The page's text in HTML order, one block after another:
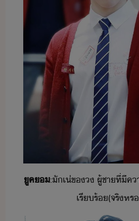
​ูค​​:​ั​เ่​ข​​ ​ผู้ชา​ที่​ี​ค
เรีร้​(​จริ​หร